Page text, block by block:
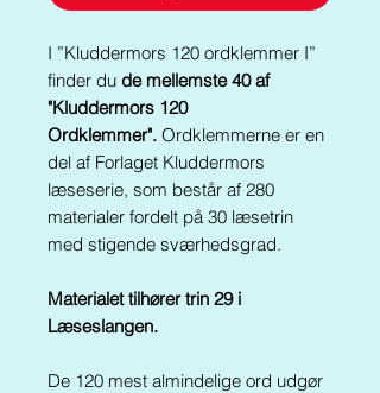
I ”Kluddermors 120 ordklemmer I”
finder du de mellemste 40 af
"Kluddermors 120
Ordklemmer". Ordklemmerne er en
del af Forlaget Kluddermors
læseserie, som består af 280
materialer fordelt på 30 læsetrin
med stigende sværhedsgrad.
Materialet tilhører trin 29 i
Læseslangen.
De 120 mest almindelige ord udgør